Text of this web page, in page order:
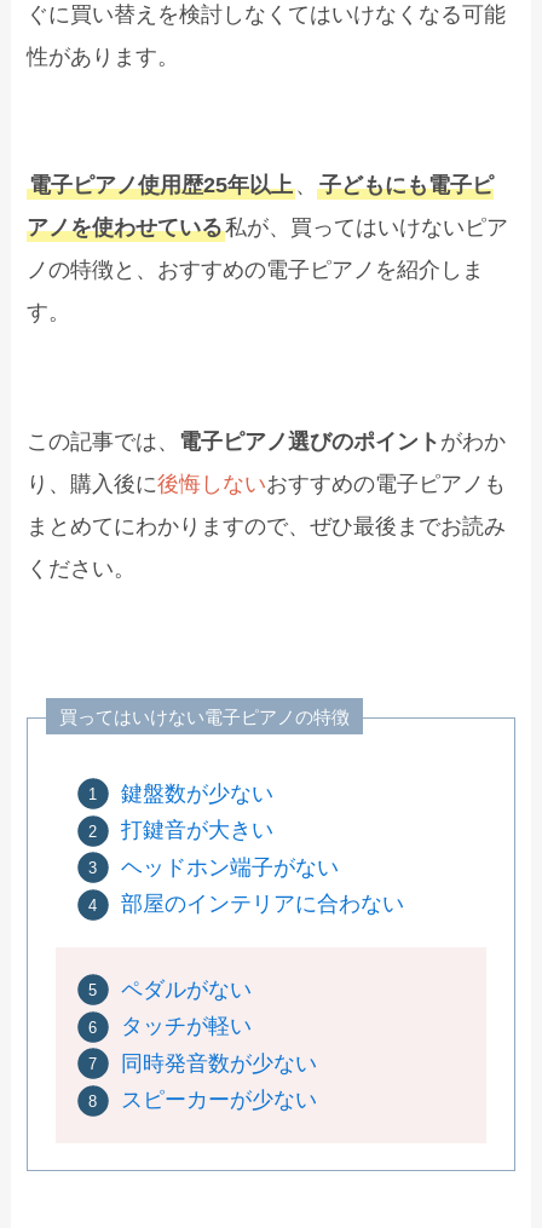
ぐに買い替えを検討しなくてはいけなくなる可能
性があります。
電子ピアノ使用歴25年以上、子どもにも電子ピ
アノを使わせている私が、買ってはいけないピア
ノの特徴と、おすすめの電子ピアノを紹介しま
す。
この記事では、 電子ピアノ選びのポイント がわか
り、購入後に後悔しないおすすめの電子ピアノも
まとめてにわかりますので、ぜひ最後までお読み
ください。
買ってはいけない電子ピアノの特徴
鍵盤数が少ない
打鍵音が大きい
ヘッドホン端子がない
部屋のインテリアに合わない
ペダルがない
タッチが軽い
同時発音数が少ない
スピーカーが少ない